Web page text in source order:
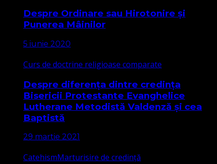
Despre Ordinare sau Hirotonire și
Punerea Mâinilor
5 iunie 2020
Curs de doctrine religioase comparate
Despre diferența dintre credința
Bisericii Protestante Evanghelice
Lutherane Metodistă Valdenză și cea
Baptistă
29 martie 2021
CatehismMarturisire de credință